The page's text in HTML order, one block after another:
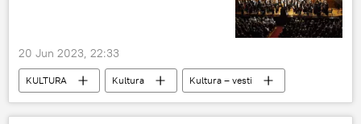
20 Jun 2023, 22:33
KULTURA Kultura
Kultura – vesti
Muzika